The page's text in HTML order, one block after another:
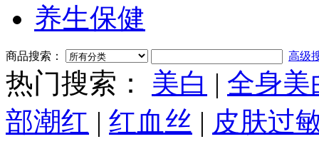
养生保健
商品搜索： 高级
热门搜索： 美白 | 全身美
部潮红 | 红血丝 | 皮肤过